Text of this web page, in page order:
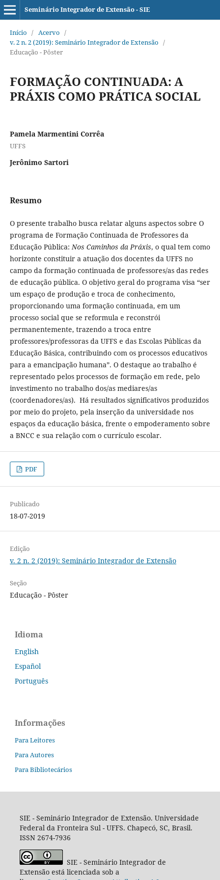
Seminário Integrador de Extensão - SIE
Início / Acervo /
v. 2 n. 2 (2019): Seminário Integrador de Extensão /
Educação - Pôster
FORMAÇÃO CONTINUADA: A
PRÁXIS COMO PRÁTICA SOCIAL
Pamela Marmentini Corrêa
UFFS
Jerônimo Sartori
Resumo
O presente trabalho busca relatar alguns aspectos sobre O
programa de Formação Continuada de Professores da
Educação Pública:Nos Caminhos da Práxis, o qual tem como
horizonte constituir a atuação dos docentes da UFFS no
campo da formação continuada de professores/as das redes
de educação pública. O objetivo geral do programa visa “ser
um espaço de produção e troca de conhecimento,
proporcionando uma formação continuada, em um
processo social que se reformula e reconstrói
permanentemente, trazendo a troca entre
professores/professoras da UFFS e das Escolas Públicas da
Educação Básica, contribuindo com os processos educativos
para a emancipação humana”. O destaque ao trabalho é
representado pelos processos de formação em rede, pelo
investimento no trabalho dos/as mediares/as
(coordenadores/as). Há resultados significativos produzidos
por meio do projeto, pela inserção da universidade nos
espaços da educação básica, frente o empoderamento sobre
a BNCC e sua relação com o currículo escolar.
PDF
Publicado
18-07-2019
Edição
v. 2 n. 2 (2019): Seminário Integrador de Extensão
Seção
Educação - Pôster
Idioma
English
Español
Português
Informações
Para Leitores
Para Autores
Para Bibliotecários
SIE - Seminário Integrador de Extensão. Universidade
Federal da Fronteira Sul - UFFS. Chapecó, SC, Brasil.
ISSN 2674-7936
SIE - Seminário Integrador de
Extensão está licenciada sob a